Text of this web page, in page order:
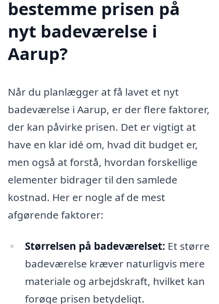
bestemme prisen på
nyt badeværelse i
Aarup?
Når du planlægger at få lavet et nyt
badeværelse i Aarup, er der flere faktorer,
der kan påvirke prisen. Det er vigtigt at
have en klar idé om, hvad dit budget er,
men også at forstå, hvordan forskellige
elementer bidrager til den samlede
kostnad. Her er nogle af de mest
afgørende faktorer:
Størrelsen på badeværelset: Et større
badeværelse kræver naturligvis mere
materiale og arbejdskraft, hvilket kan
forøge prisen betydeligt.